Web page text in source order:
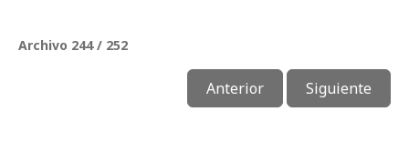
Archivo 244 / 252
Anterior Siguiente